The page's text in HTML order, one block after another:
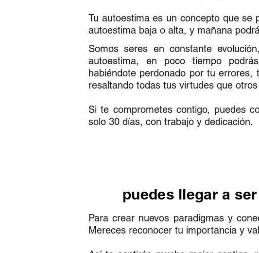
Tu autoestima es un concepto que se
autoestima baja o alta, y mañana
Somos seres en constante
autoestima, en poco tiempo
habiéndote perdonado por tu
resaltando todas tus virtudes que
Si te comprometes contigo, puedes
solo 30 días, con trabajo y dedicación.
puedes llegar a
Para crear nuevos paradigmas y
Mereces reconocer tu importancia y